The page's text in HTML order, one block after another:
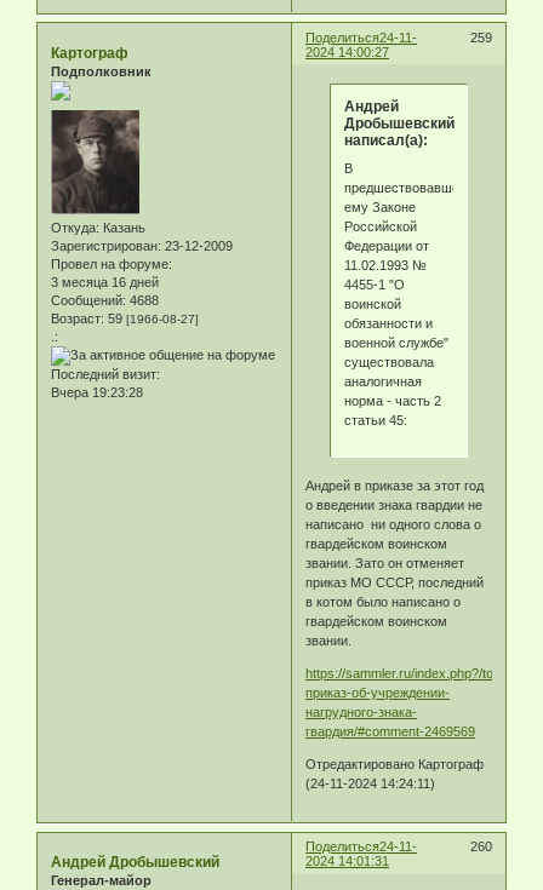
Поделиться 259
24-11-
2024 14:00:27
Картограф
Подполковник
Откуда: Казань
Зарегистрирован: 23-12-2009
Провел на форуме:
3 месяца 16 дней
Сообщений: 4688
Возраст: 59 [1966-08-27]
.:
Последний визит:
Вчера 19:23:28
Андрей
Дробышевский
написал(а):
В
предшествовавшем
ему Законе
Российской
Федерации от
11.02.1993 №
4455-1 "О
воинской
обязанности и
военной службе"
существовала
аналогичная
норма - часть 2
статьи 45:
Андрей в приказе за этот год
о введении знака гвардии не
написано ни одного слова о
гвардейском воинском
звании. Зато он отменяет
приказ МО СССР, последний
в котом было написано о
гвардейском воинском
звании.
https://sammler.ru/index.php?/topic/
приказ-об-учреждении-
нагрудного-знака-
гвардия/#comment-2469569
Отредактировано Картограф
(24-11-2024 14:24:11)
Поделиться 260
24-11-
2024 14:01:31
Андрей Дробышевский
Генерал-майор